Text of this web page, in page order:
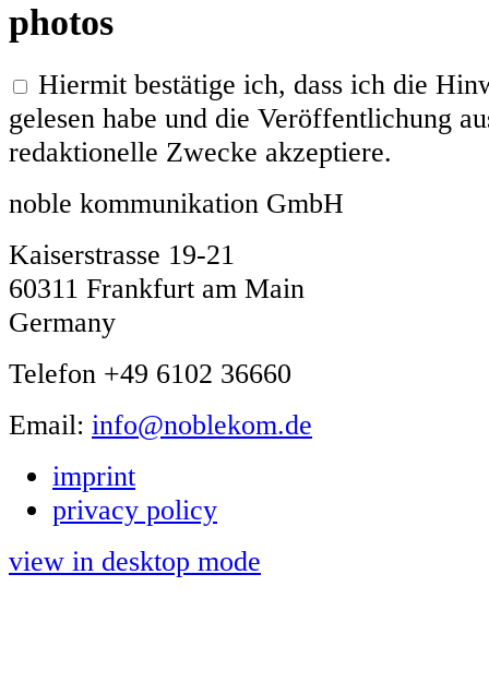
photos
Hiermit bestätige ich, dass ich die
gelesen habe und die Veröffentlichung
redaktionelle Zwecke akzeptiere.
noble kommunikation GmbH
Kaiserstrasse 19-21
60311 Frankfurt am Main
Germany
Telefon +49 6102 36660
Email: info@noblekom.de
imprint
privacy policy
view in desktop mode